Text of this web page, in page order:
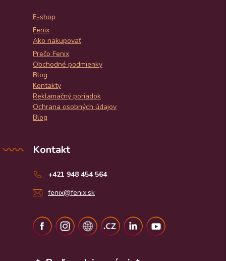
E-shop
Fenix
Ako nakupovať
Prečo Fenix
Obchodné podmienky
Blog
Kontakty
Reklamačný poriadok
Ochrana osobných údajov
Blog
Kontakt
+421 948 454 564
fenix@fenix.sk